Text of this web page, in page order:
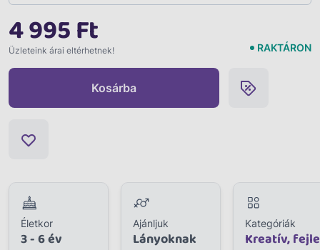
4 995 Ft
Üzleteink árai eltérhetnek! RAKTÁRON
Kosárba
Életkor
3 - 6 év
Ajánljuk
Lányoknak
Kategóriák
Kreatív,